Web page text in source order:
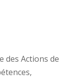
des Actions de